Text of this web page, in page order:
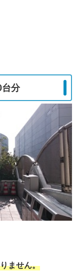
分
ません。